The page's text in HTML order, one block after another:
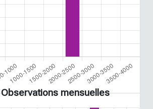
Observations mensuelles